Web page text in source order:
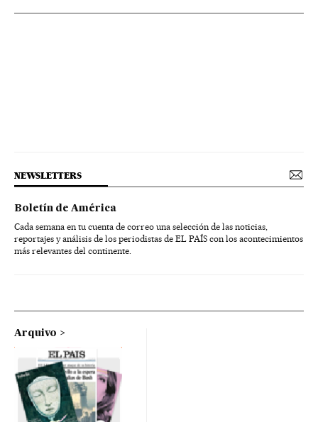
NEWSLETTERS
Boletín de América
Cada semana en tu cuenta de correo una selección de las noticias,
reportajes y análisis de los periodistas de EL PAÍS con los acontecimientos
más relevantes del continente.
Arquivo